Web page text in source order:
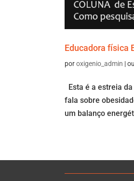
Educadora física
poroxigenio_admin |
Esta é a estreia
fala sobre
um balanço